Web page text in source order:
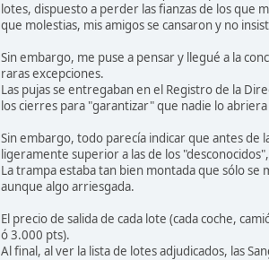
lotes, dispuesto a perder las fianzas de los que
que molestias, mis amigos se cansaron y no
Sin embargo, me puse a pensar y llegué a la
raras excepciones.
Las pujas se entregaban en el Registro de la
los cierres para "garantizar" que nadie lo
Sin embargo, todo parecía indicar que antes de
ligeramente superior a las de los
La trampa estaba tan bien montada que sólo
aunque algo arriesgada.
El precio de salida de cada lote (cada coche,
ó 3.000 pts).
Al final, al ver la lista de lotes adjudicados, las